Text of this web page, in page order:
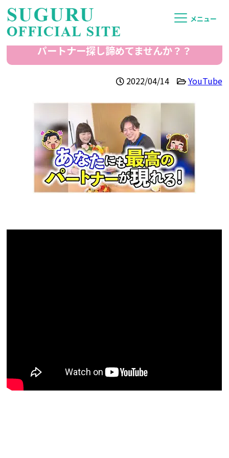
メニュー
パートナー探し諦めてませんか？？
2022/04/14 YouTube